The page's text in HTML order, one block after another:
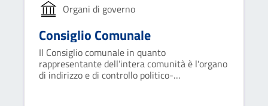
Organi di governo
Consiglio Comunale
Il Consiglio comunale in quanto
rappresentante dell’intera comunità è l'organo
di indirizzo e di controllo politico-